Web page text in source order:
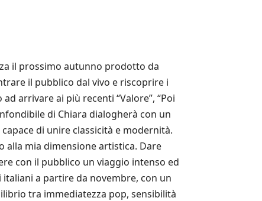
il prossimo autunno prodotto da
il pubblico dal vivo e riscoprire i
arrivare ai più recenti “Valore”, “Poi
di Chiara dialogherà con un
di unire classicità e modernità.
alla mia dimensione artistica. Dare
con il pubblico un viaggio intenso ed
a partire da novembre, con un
tra immediatezza pop, sensibilità